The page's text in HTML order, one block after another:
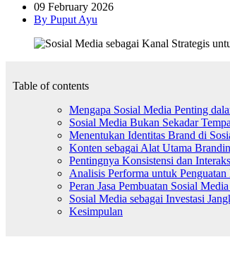
09 February 2026
By Puput Ayu
Table of contents
Mengapa Sosial Media Penting
Sosial Media Bukan Sekadar
Menentukan Identitas Brand di
Konten sebagai Alat Utama
Pentingnya Konsistensi dan
Analisis Performa untuk Penguatan
Peran Jasa Pembuatan Sosial
Sosial Media sebagai Investasi
Kesimpulan